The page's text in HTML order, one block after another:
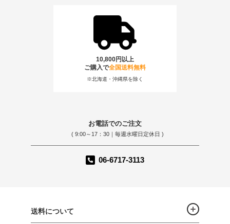
10,800円以上
ご購入で全国送料無料
※北海道・沖縄県を除く
お電話でのご注文
( 9:00～17：30｜毎週水曜日定休日 )
06-6717-3113
送料について